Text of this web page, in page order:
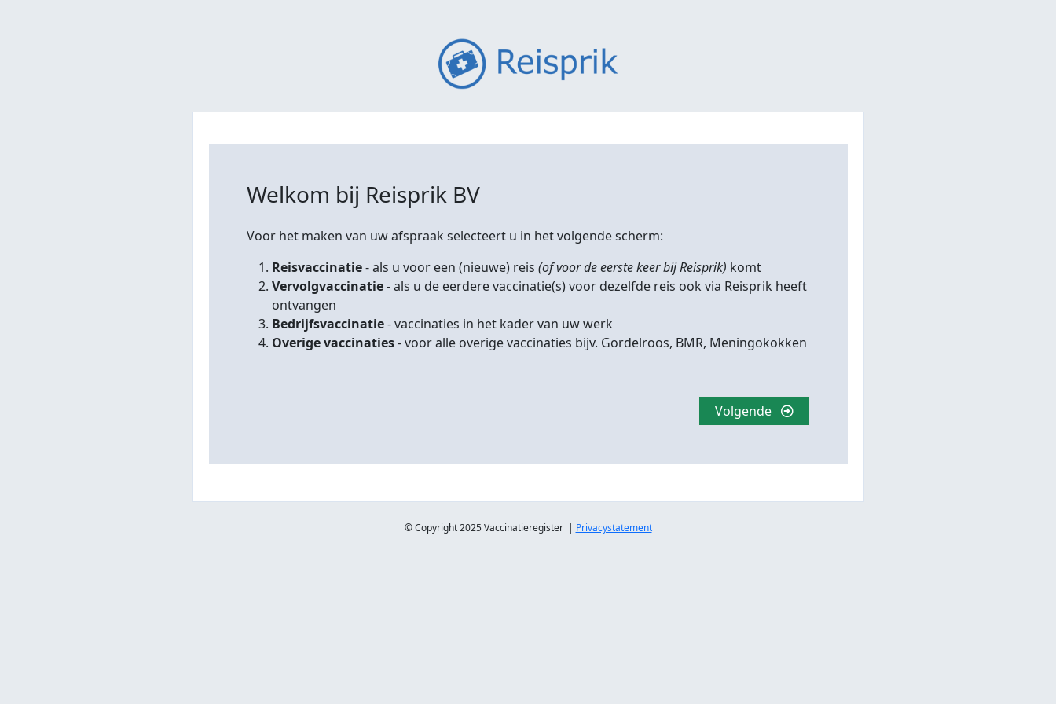
Welkom bij Reisprik BV
Voor het maken van uw afspraak selecteert u in het volgende scherm:
Reisvaccinatie- als u voor een (nieuwe) reis (of voor de eerste keer bij Reisprik) komt
Vervolgvaccinatie- als u de eerdere vaccinatie(s) voor dezelfde reis ook via Reisprik heeft
ontvangen
Bedrijfsvaccinatie- vaccinaties in het kader van uw werk
Overige vaccinaties- voor alle overige vaccinaties bijv. Gordelroos, BMR, Meningokokken
Volgende
© Copyright 2025 Vaccinatieregister | Privacystatement